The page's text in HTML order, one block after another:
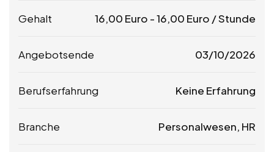
Gehalt 16,00 Euro -16,00 Euro / Stunde
Angebotsende 03/10/2026
Berufserfahrung Keine Erfahrung
Branche Personalwesen, HR